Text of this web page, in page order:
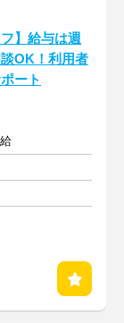
】給与は週
OK！利用者
ート